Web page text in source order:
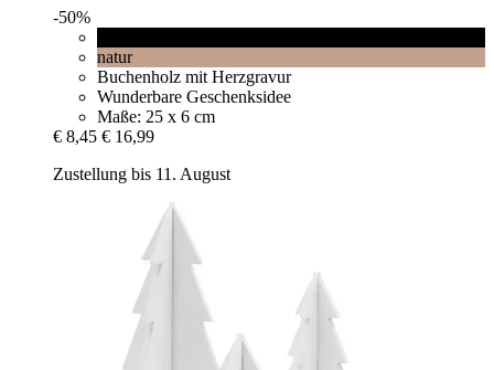
-50%
natur
Buchenholz mit Herzgravur
Wunderbare Geschenksidee
Maße: 25 x 6 cm
€ 8,45 € 16,99
Zustellung bis 11. August